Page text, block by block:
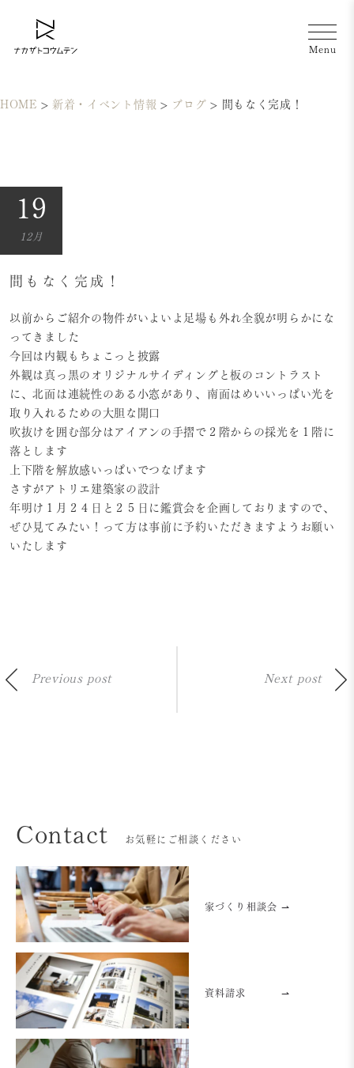
HOME > 新着・イベント情報 > ブログ > 間もなく完成！
19
12月
間もなく完成！
以前からご紹介の物件がいよいよ足場も外れ全貌が明らかにな
ってきました
今回は内観もちょこっと披露
外観は真っ黒のオリジナルサイディングと板のコントラスト
に、北面は連続性のある小窓があり、南面はめいいっぱい光を
取り入れるための大胆な開口
吹抜けを囲む部分はアイアンの手摺で２階からの採光を１階に
落とします
上下階を解放感いっぱいでつなげます
さすがアトリエ建築家の設計
年明け１月２４日と２５日に鑑賞会を企画しておりますので、
ぜひ見てみたい！って方は事前に予約いただきますようお願い
いたします
Previous post Next post
Contact お気軽にご相談ください
家づくり相談会 ⇀
資料請求 ⇀